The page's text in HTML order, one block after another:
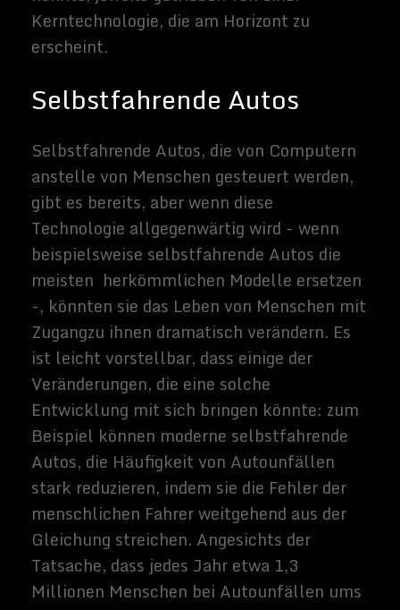
Auch die Form der Autos selbst könnte sich
dadurch verändern. Ohne die
Notwendigkeit, einen menschlichen Fahrer
kleiner und damit energieeffizienter
konstruiert werden. Ganz zu schweigen von
mehr Manövrierfähigkeit - welche
Computernavigationssysteme letztendlich
in der Lage sein könnten, die Vorteile
sicherer als Menschen zu nutzen.
Wenn autonome Autos die einzigen
Fahrzeuge auf der Straße sind, könnten sie
aufgrund der computergesteuerten
Effizienz und der Koordination zwischen den
Autos, die sie besitzen, mit dramatisch
höheren Geschwindigkeiten als heute
fahren (z. B. alle beschleunigen und
bremsen im Gleichklang). Dies würde ihnen
helfen, Staus zu vermeiden, und die
Kombination von Vergünstigungen könnte
es den Menschen viel leichter machen, von
weit entfernten Orten aus in die Städte zu
pendeln. Dies würde ihnen die Möglichkeit
geben, in Gegenden zu leben, in denen
Wohnungen in der Regel viel billiger sind
als in städtischen Ortschaften, ohne auf
Komfort verzichten zu müssen. Wenn die
Abwanderung von den Innenstädten also
machbarer wird, kann sie durchaus
attraktiver werden.